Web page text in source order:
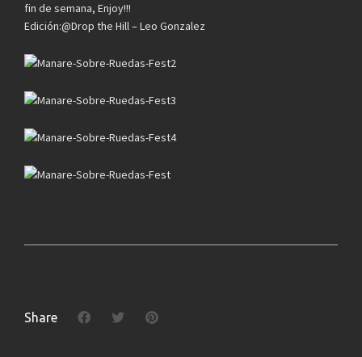
fin de semana, Enjoy!!!
Edición:@Drop the Hill – Leo Gonzalez
Share